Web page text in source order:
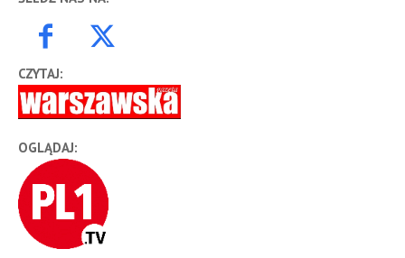
CZYTAJ:
OGLĄDAJ: